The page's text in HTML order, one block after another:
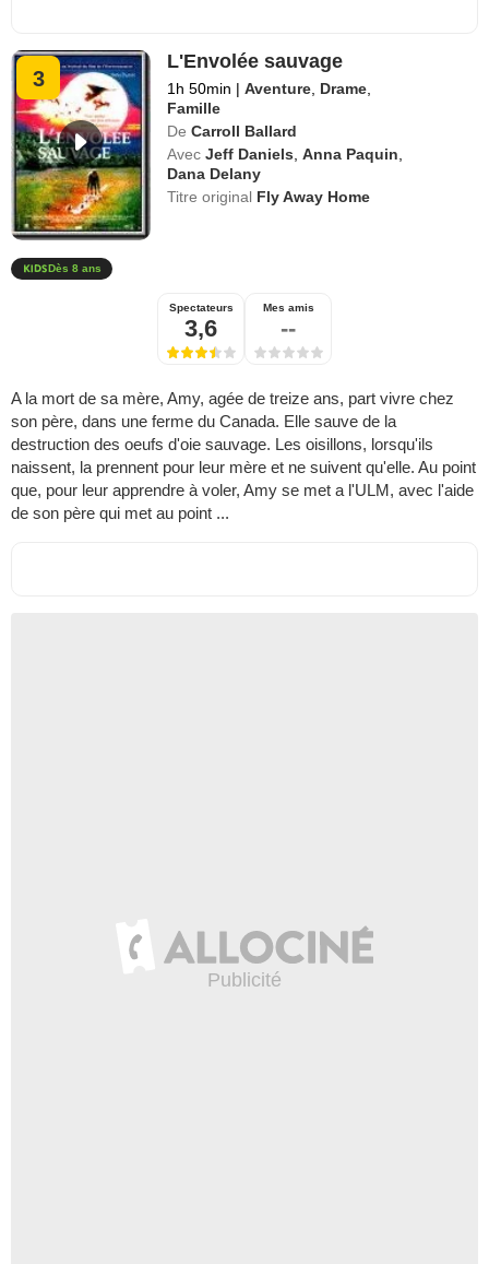
3
L'Envolée sauvage
1h 50min | Aventure Drame
Famille
De Carroll Ballard
Avec Jeff Daniels ,Anna Paquin
Dana Delany
Titre original Fly Away Home
Dès 8 ans
Spectateurs
3,6
Mes amis
--
A la mort de sa mère, Amy, agée de treize ans, part vivre chez
son père, dans une ferme du Canada. Elle sauve de la
destruction des oeufs d'oie sauvage. Les oisillons, lorsqu'ils
naissent, la prennent pour leur mère et ne suivent qu'elle. Au point
que, pour leur apprendre à voler, Amy se met a l'ULM, avec l'aide
de son père qui met au point ...